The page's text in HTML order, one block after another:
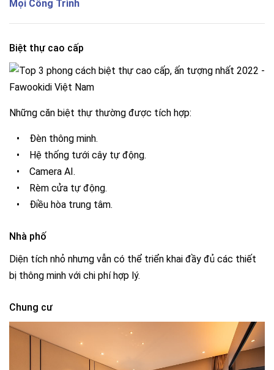
Mọi Công Trình
Biệt thự cao cấp
Những căn biệt thự thường được tích hợp:
• Đèn thông minh.
• Hệ thống tưới cây tự động.
• Camera AI.
• Rèm cửa tự động.
• Điều hòa trung tâm.
Nhà phố
Diện tích nhỏ nhưng vẫn có thể triển khai đầy đủ các thiết
bị thông minh với chi phí hợp lý.
Chung cư